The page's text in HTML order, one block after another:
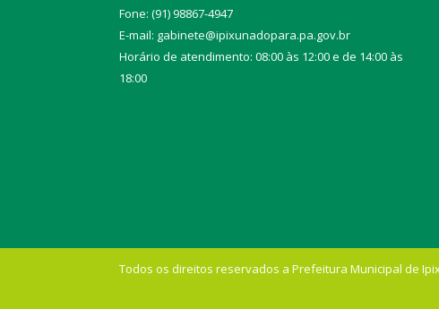
Fone: (91) 98867-4947
E-mail: gabinete@ipixunadopara.pa.gov.br
Horário de atendimento: 08:00 às 12:00 e de 14:00 às
18:00
Todos os direitos reservados a Prefeitura Municipal de